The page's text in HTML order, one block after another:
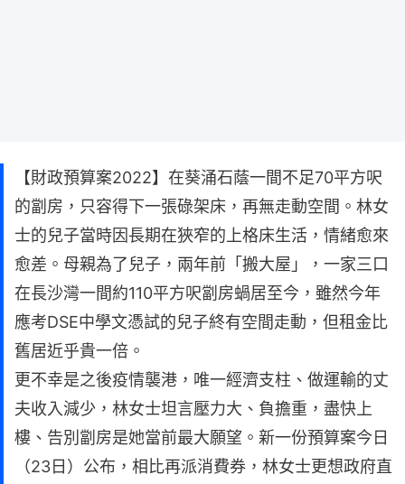
【財政預算案2022】在葵涌石蔭一間不足70平方呎
的劏房，只容得下一張碌架床，再無走動空間。林女
士的兒子當時因長期在狹窄的上格床生活，情緒愈來
愈差。母親為了兒子，兩年前「搬大屋」，一家三口
在長沙灣一間約110平方呎劏房蝸居至今，雖然今年
應考DSE中學文憑試的兒子終有空間走動，但租金比
舊居近乎貴一倍。
更不幸是之後疫情襲港，唯一經濟支柱、做運輸的丈
夫收入減少，林女士坦言壓力大、負擔重，盡快上
樓、告別劏房是她當前最大願望。新一份預算案今日
（23日）公布，相比再派消費券，林女士更想政府直